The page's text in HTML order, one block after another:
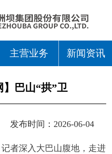
主营业务 新闻资讯
】巴山“拱”卫
发布时间：2026-06-04
者深入大巴山腹地，走进